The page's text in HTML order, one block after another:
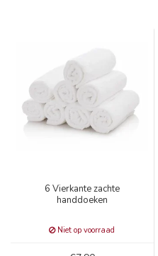
6 Vierkante zachte
handdoeken
Niet op voorraad